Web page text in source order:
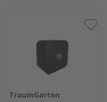
TraumGarten